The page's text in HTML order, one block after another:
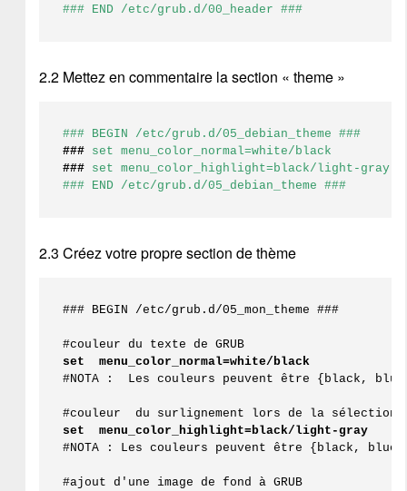
### END /etc/grub.d/00_header ###
2.2 Mettez en commentaire la section « theme »
### BEGIN /etc/grub.d/05_debian_theme ###
###
###
set menu_color_highlight=black/light-gray
### END /etc/grub.d/05_debian_theme ###
2.3 Créez votre propre section de thème
### BEGIN /etc/grub.d/05_mon_theme ###
#couleur du texte de GRUB
set  menu_color_normal=white/black
#NOTA :  Les couleurs peuvent être {black,
#couleur  du surlignement lors de la sélection
set  menu_color_highlight=black/light-gray
#NOTA : Les couleurs peuvent être {black,
#ajout d'une image de fond à GRUB